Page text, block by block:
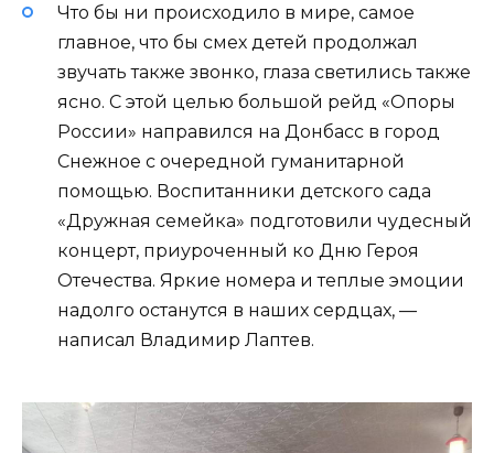
Что бы ни происходило в мире, самое
главное, что бы смех детей продолжал
звучать также звонко, глаза светились также
ясно. С этой целью большой рейд «Опоры
России» направился на Донбасс в город
Снежное с очередной гуманитарной
помощью. Воспитанники детского сада
«Дружная семейка» подготовили чудесный
концерт, приуроченный ко Дню Героя
Отечества. Яркие номера и теплые эмоции
надолго останутся в наших сердцах, —
написал Владимир Лаптев.